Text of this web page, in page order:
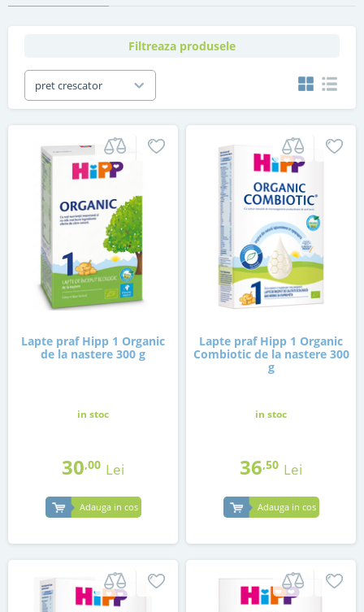
Filtreaza produsele
pret crescator
Lapte praf Hipp 1 Organic
de la nastere 300 g
in stoc
30,00 Lei
Adauga in cos
Lapte praf Hipp 1 Organic
Combiotic de la nastere 300
g
in stoc
36,50 Lei
Adauga in cos